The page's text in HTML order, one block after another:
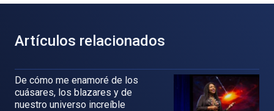
Artículos relacionados
De cómo me enamoré de los
cuásares, los blazares y de
nuestro universo increíble